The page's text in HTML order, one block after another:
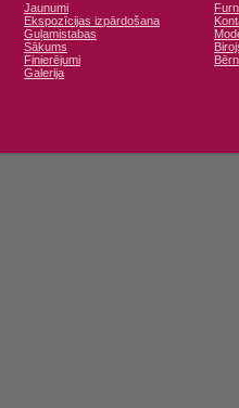
Jaunumi
Ekspozīcijas izpārdošana
Guļamistabas
Sākums
Finierējumi
Galerija